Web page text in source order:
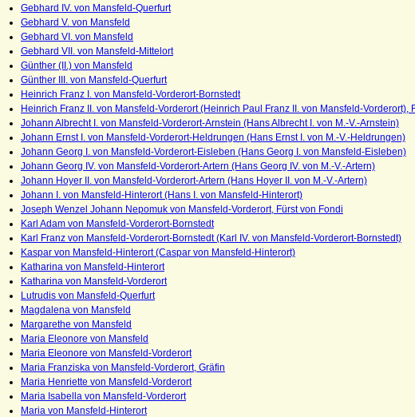
Gebhard IV. von Mansfeld-Querfurt
Gebhard V. von Mansfeld
Gebhard VI. von Mansfeld
Gebhard VII. von Mansfeld-Mittelort
Günther (II.) von Mansfeld
Günther III. von Mansfeld-Querfurt
Heinrich Franz I. von Mansfeld-Vorderort-Bornstedt
Heinrich Franz II. von Mansfeld-Vorderort (Heinrich Paul Franz II. von Mansfeld-Vorderort),
Johann Albrecht I. von Mansfeld-Vorderort-Arnstein (Hans Albrecht I. von M.-V.-Arnstein)
Johann Ernst I. von Mansfeld-Vorderort-Heldrungen (Hans Ernst I. von M.-V.-Heldrungen)
Johann Georg I. von Mansfeld-Vorderort-Eisleben (Hans Georg I. von Mansfeld-Eisleben)
Johann Georg IV. von Mansfeld-Vorderort-Artern (Hans Georg IV. von M.-V.-Artern)
Johann Hoyer II. von Mansfeld-Vorderort-Artern (Hans Hoyer II. von M.-V.-Artern)
Johann I. von Mansfeld-Hinterort (Hans I. von Mansfeld-Hinterort)
Joseph Wenzel Johann Nepomuk von Mansfeld-Vorderort, Fürst von Fondi
Karl Adam von Mansfeld-Vorderort-Bornstedt
Karl Franz von Mansfeld-Vorderort-Bornstedt (Karl IV. von Mansfeld-Vorderort-Bornstedt)
Kaspar von Mansfeld-Hinterort (Caspar von Mansfeld-Hinterort)
Katharina von Mansfeld-Hinterort
Katharina von Mansfeld-Vorderort
Lutrudis von Mansfeld-Querfurt
Magdalena von Mansfeld
Margarethe von Mansfeld
Maria Eleonore von Mansfeld
Maria Eleonore von Mansfeld-Vorderort
Maria Franziska von Mansfeld-Vorderort, Gräfin
Maria Henriette von Mansfeld-Vorderort
Maria Isabella von Mansfeld-Vorderort
Maria von Mansfeld-Hinterort